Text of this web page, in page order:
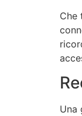
Che
Una